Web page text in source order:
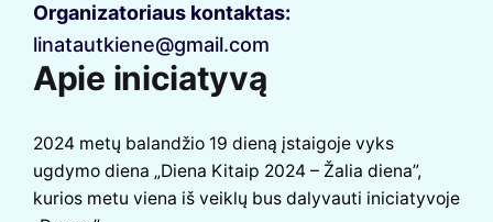
Organizatoriaus kontaktas:
linatautkiene@gmail.com
Apie iniciatyvą
2024 metų balandžio 19 dieną įstaigoje vyks
ugdymo diena „Diena Kitaip 2024 – Žalia diena”,
kurios metu viena iš veiklų bus dalyvauti iniciatyvoje